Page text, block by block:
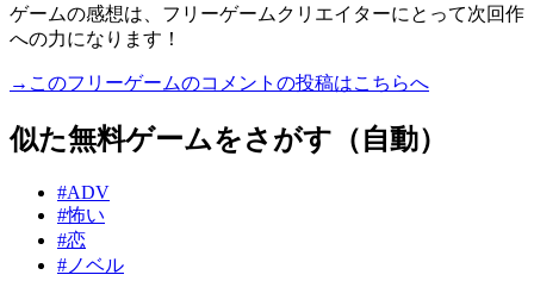
ゲームの感想は、フリーゲームクリエイターにとって次回作
への力になります！
→このフリーゲームのコメントの投稿はこちらへ
似た無料ゲームをさがす（自動）
#ADV
#怖い
#恋
#ノベル